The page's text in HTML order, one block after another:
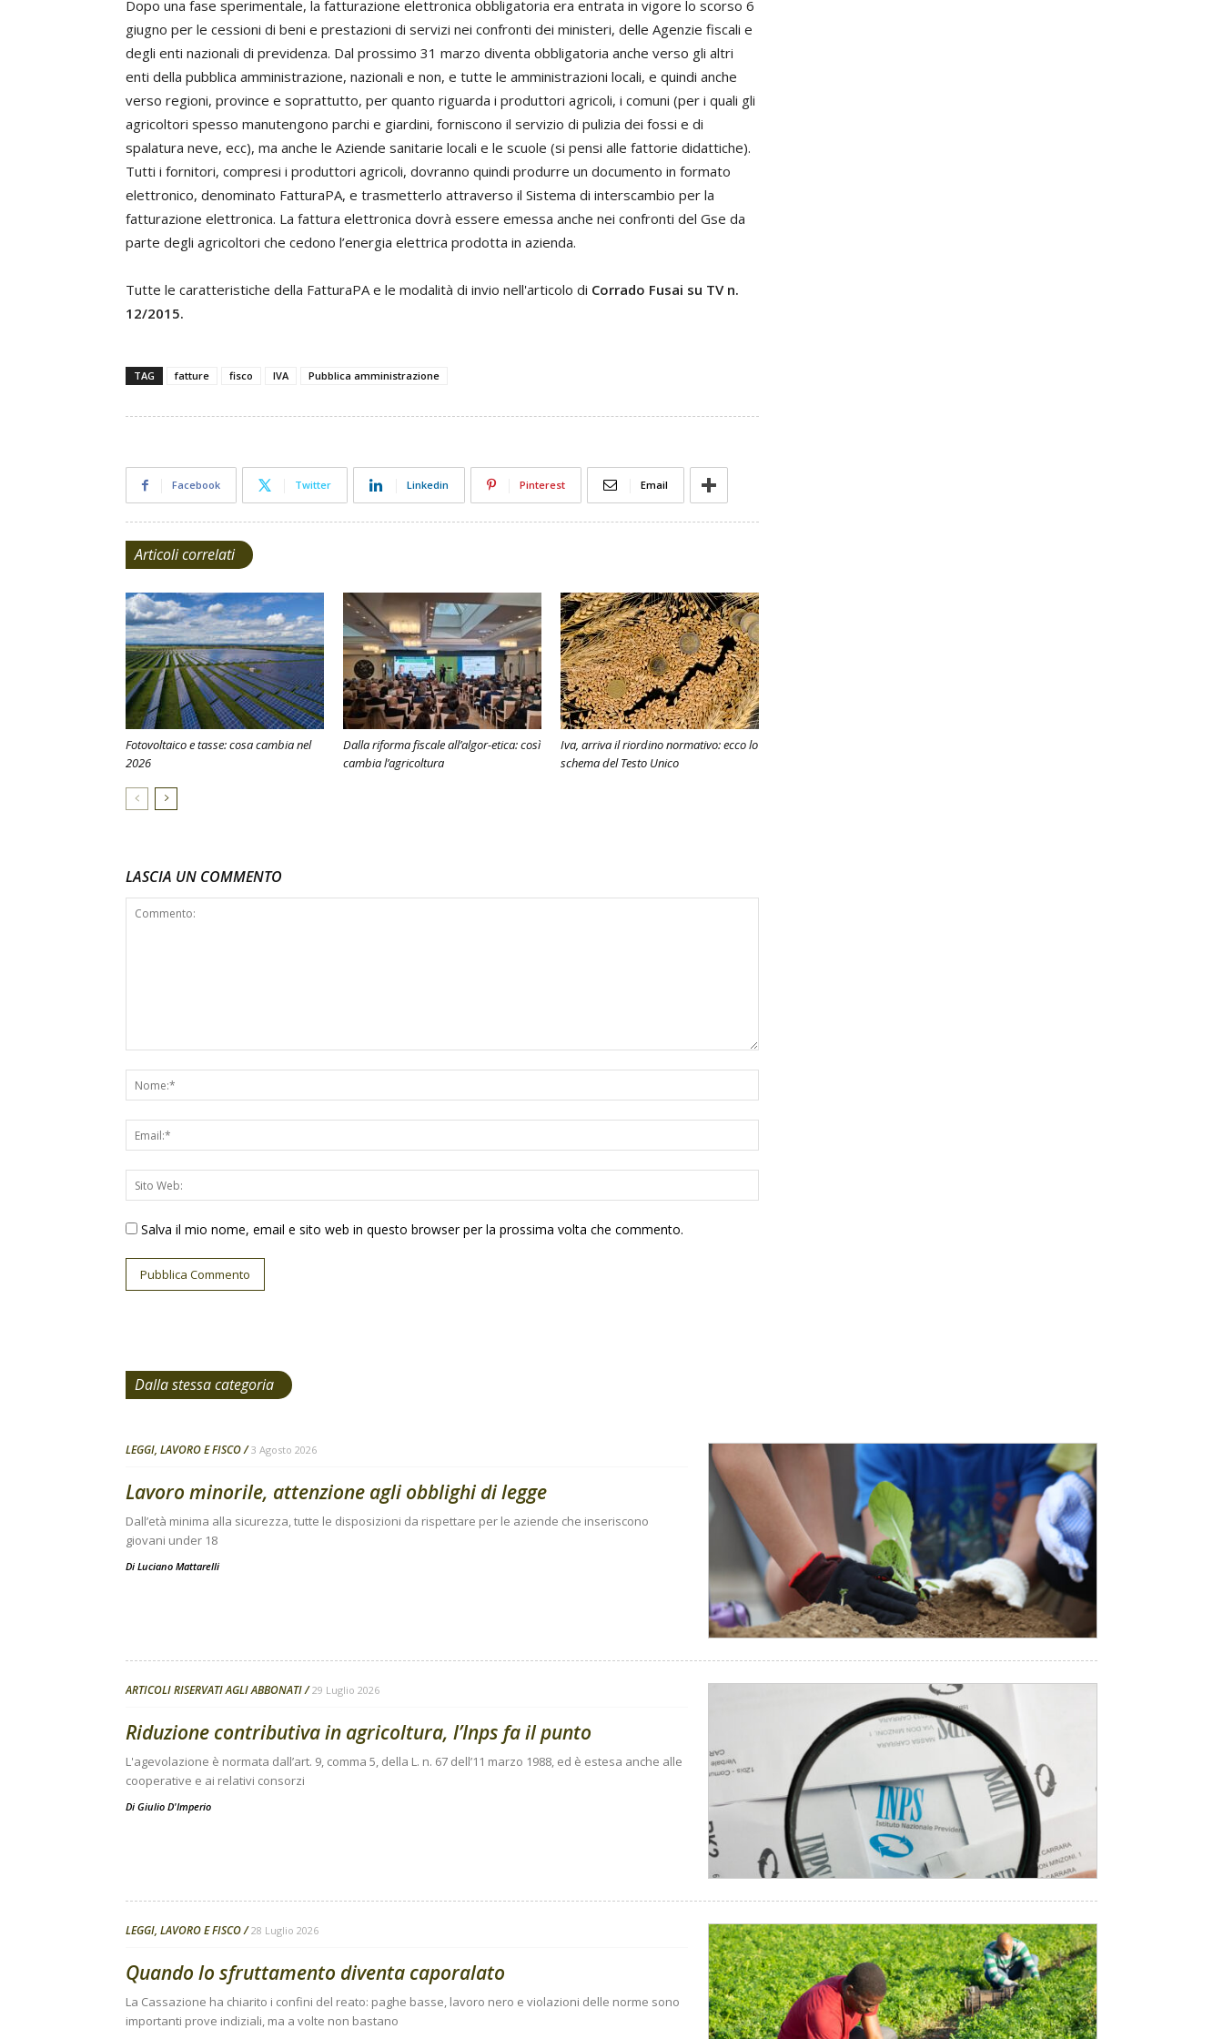
Dopo una fase sperimentale, la fatturazione elettronica obbligatoria era entrata in vigore lo scorso 6
giugno per le cessioni di beni e prestazioni di servizi nei confronti dei ministeri, delle Agenzie fiscali e
degli enti nazionali di previdenza. Dal prossimo 31 marzo diventa obbligatoria anche verso gli altri
enti della pubblica amministrazione, nazionali e non, e tutte le amministrazioni locali, e quindi anche
verso regioni, province e soprattutto, per quanto riguarda i produttori agricoli, i comuni (per i quali gli
agricoltori spesso manutengono parchi e giardini, forniscono il servizio di pulizia dei fossi e di
spalatura neve, ecc), ma anche le Aziende sanitarie locali e le scuole (si pensi alle fattorie didattiche).
Tutti i fornitori, compresi i produttori agricoli, dovranno quindi produrre un documento in formato
elettronico, denominato FatturaPA, e trasmetterlo attraverso il Sistema di interscambio per la
fatturazione elettronica. La fattura elettronica dovrà essere emessa anche nei confronti del Gse da
parte degli agricoltori che cedono l’energia elettrica prodotta in azienda.
Tutte le caratteristiche della FatturaPA e le modalità di invio nell'articolo di Corrado Fusai su TV n.
12/2015.
TAG fatture fisco IVA Pubblica amministrazione
Facebook Twitter Linkedin Pinterest Email
Articoli correlati
Fotovoltaico e tasse: cosa cambia nel
2026
Dalla riforma fiscale all’algor-etica: così
cambia l’agricoltura
Iva, arriva il riordino normativo: ecco lo
schema del Testo Unico
LASCIA UN COMMENTO
Salva il mio nome, email e sito web in questo browser per la prossima volta che commento.
Dalla stessa categoria
LEGGI, LAVORO E FISCO 3 Agosto 2026
Lavoro minorile, attenzione agli obblighi di legge
Dall’età minima alla sicurezza, tutte le disposizioni da rispettare per le aziende che inseriscono
giovani under 18
Di Luciano Mattarelli
ARTICOLI RISERVATI AGLI ABBONATI 29 Luglio 2026
Riduzione contributiva in agricoltura, l’Inps fa il punto
L'agevolazione è normata dall’art. 9, comma 5, della L. n. 67 dell’11 marzo 1988, ed è estesa anche alle
cooperative e ai relativi consorzi
Di Giulio D'Imperio
LEGGI, LAVORO E FISCO 28 Luglio 2026
Quando lo sfruttamento diventa caporalato
La Cassazione ha chiarito i confini del reato: paghe basse, lavoro nero e violazioni delle norme sono
importanti prove indiziali, ma a volte non bastano